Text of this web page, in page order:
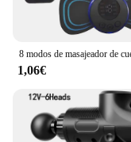
1,06€